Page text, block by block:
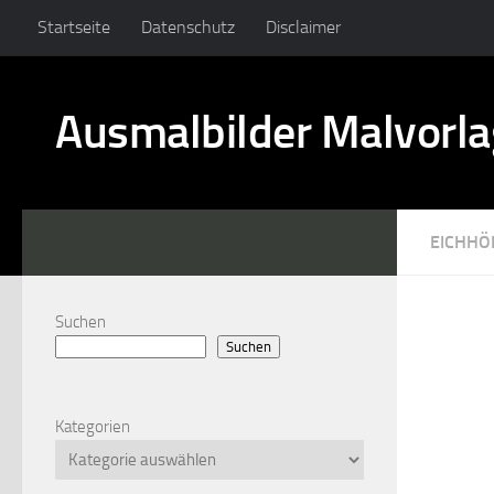
Startseite Datenschutz Disclaimer
Ausmalbilder
Suchen
Suchen
Kategorien